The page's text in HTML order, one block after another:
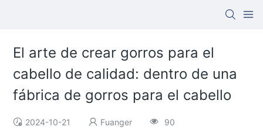
El arte de crear gorros para el
cabello de calidad: dentro de una
fábrica de gorros para el cabello
2024-10-21 Fuanger 90